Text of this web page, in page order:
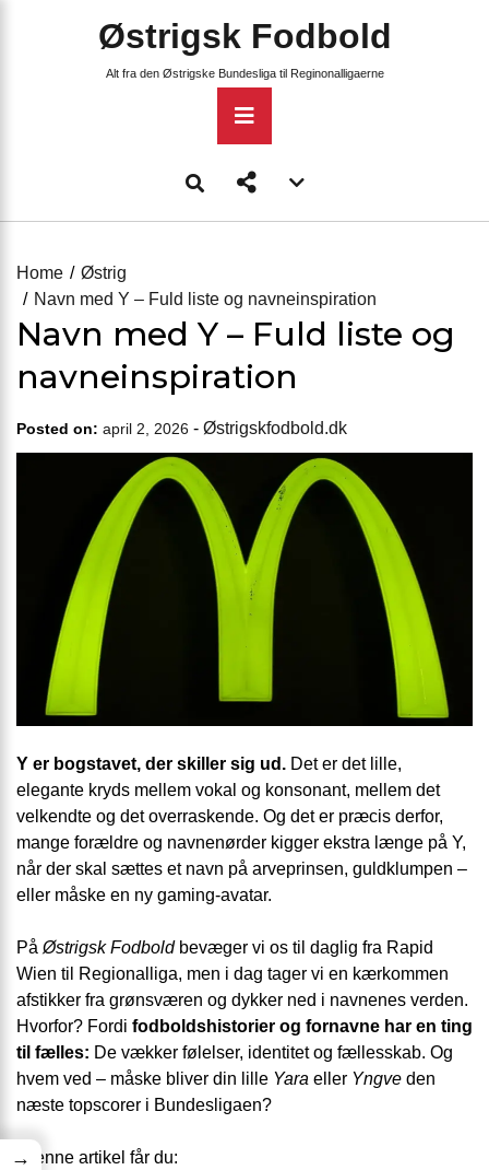
Østrigsk Fodbold
Alt fra den Østrigske Bundesliga til Reginonalligaerne
Primary
Menu
menu
Home
Østrig
Navn med Y – Fuld liste og navneinspiration
Navn med Y – Fuld liste og
navneinspiration
Posted on: april 2, 2026 - Østrigskfodbold.dk
Y er bogstavet, der skiller sig ud. Det er det lille,
elegante kryds mellem vokal og konsonant, mellem det
velkendte og det overraskende. Og det er præcis derfor,
mange forældre og navnenørder kigger ekstra længe på Y,
når der skal sættes et navn på arveprinsen, guldklumpen –
eller måske en ny gaming-avatar.
På Østrigsk Fodboldbevæger vi os til daglig fra Rapid
Wien til Regionalliga, men i dag tager vi en kærkommen
afstikker fra grønsværen og dykker ned i navnenes verden.
Hvorfor? Fordi fodboldshistorier og fornavne har en ting
til fælles: De vækker følelser, identitet og fællesskab. Og
hvem ved – måske bliver din lille Yara eller Yngve den
næste topscorer i Bundesligaen?
I denne artikel får du:
→